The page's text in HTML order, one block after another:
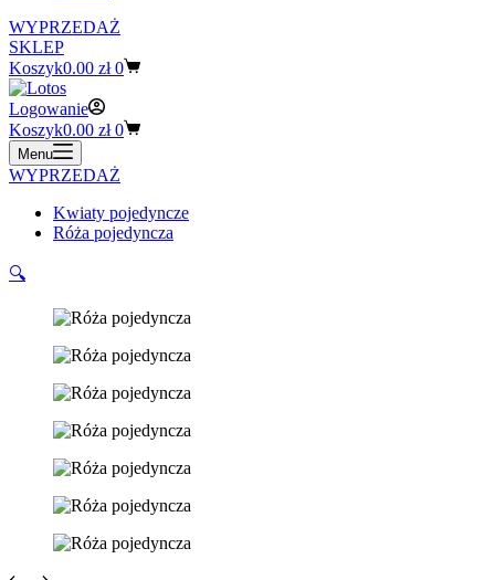
WYPRZEDAŻ
SKLEP
Koszyk0.00 zł 0
Logowanie
Koszyk0.00 zł 0
Menu
WYPRZEDAŻ
Kwiaty pojedyncze
Róża pojedyncza
🔍